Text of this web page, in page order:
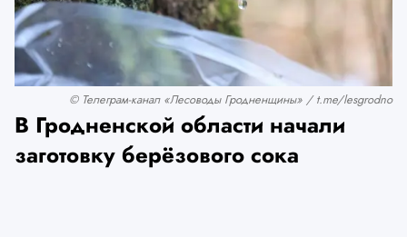
© Телеграм-канал «Лесоводы Гродненщины» / t.me/lesgrodno
В Гродненской области начали
заготовку берёзового сока